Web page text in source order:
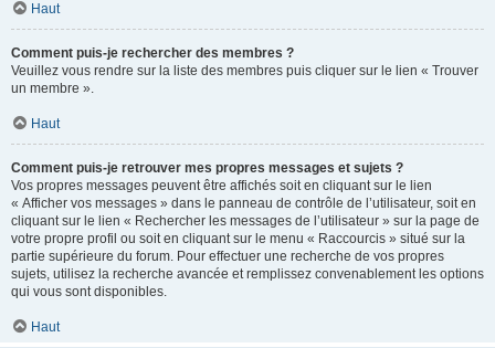
Haut
Comment puis-je rechercher des membres ?
Veuillez vous rendre sur la liste des membres puis cliquer sur le lien « Trouver
un membre ».
Haut
Comment puis-je retrouver mes propres messages et sujets ?
Vos propres messages peuvent être affichés soit en cliquant sur le lien
« Afficher vos messages » dans le panneau de contrôle de l’utilisateur, soit en
cliquant sur le lien « Rechercher les messages de l’utilisateur » sur la page de
votre propre profil ou soit en cliquant sur le menu « Raccourcis » situé sur la
partie supérieure du forum. Pour effectuer une recherche de vos propres
sujets, utilisez la recherche avancée et remplissez convenablement les options
qui vous sont disponibles.
Haut